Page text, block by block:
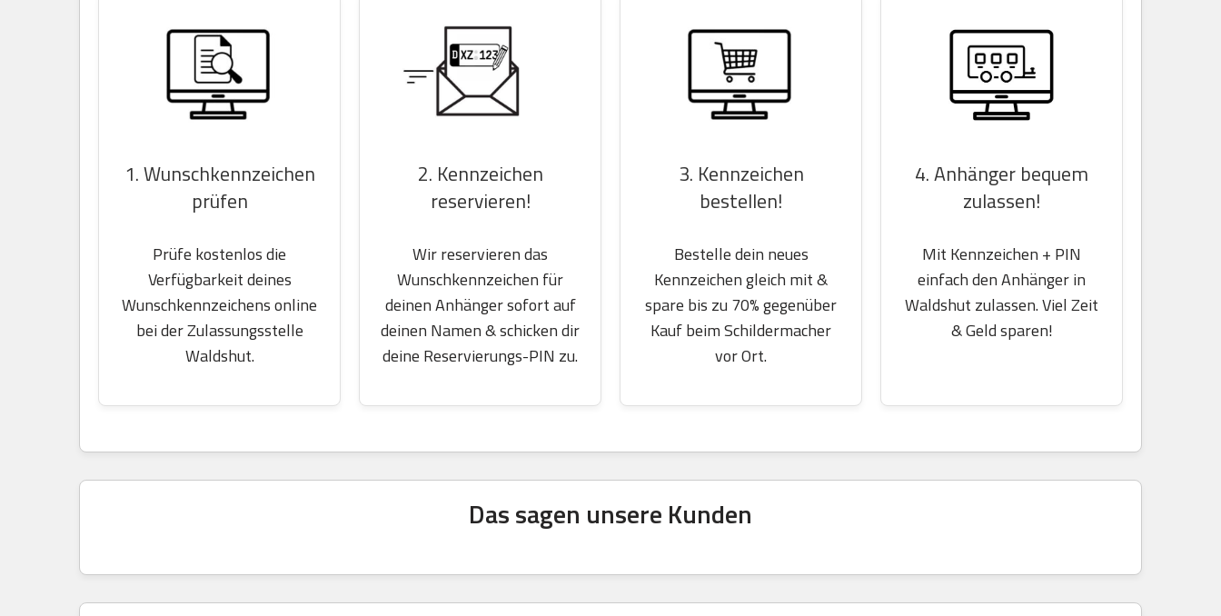
1. Wunschkennzeichen
prüfen
Prüfe kostenlos die
Verfügbarkeit deines
Wunschkennzeichens online
bei der Zulassungsstelle
Waldshut.
2. Kennzeichen
reservieren!
Wir reservieren das
Wunschkennzeichen für
deinen Anhänger sofort auf
deinen Namen & schicken dir
deine Reservierungs-PIN zu.
3. Kennzeichen
bestellen!
Bestelle dein neues
Kennzeichen gleich mit &
spare bis zu 70% gegenüber
Kauf beim Schildermacher
vor Ort.
4. Anhänger bequem
zulassen!
Mit Kennzeichen + PIN
einfach den Anhänger in
Waldshut zulassen. Viel Zeit
& Geld sparen!
Das sagen unsere Kunden